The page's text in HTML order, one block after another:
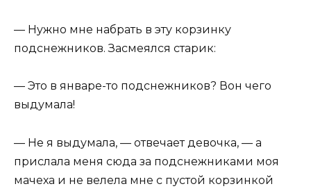
— Нужно мне набрать в эту корзинку
подснежников. Засмеялся старик:
— Это в январе-то подснежников? Вон чего
выдумала!
— Не я выдумала, — отвечает девочка, — а
прислала меня сюда за подснежниками моя
мачеха и не велела мне с пустой корзинкой